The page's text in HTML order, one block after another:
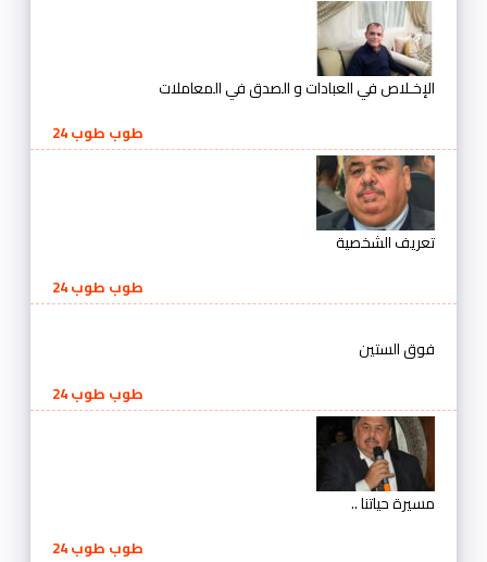
الإخـلاص في العبادات و الصدق في المعاملات
طوب طوب 24
تعريف الشخصية
طوب طوب 24
فوق الستين
طوب طوب 24
مسيرة حياتنا ..
طوب طوب 24